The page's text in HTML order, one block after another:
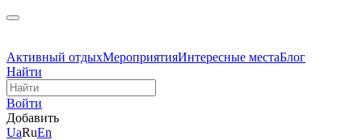
Активный отдыхМероприятияИнтересные местаБлог
Найти
Войти
Добавить
UaRuEn